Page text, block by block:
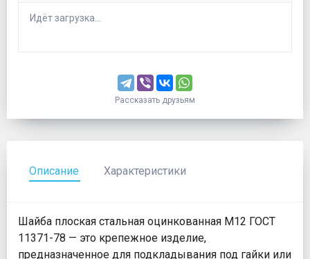
Идёт загрузка...
Рассказать друзьям
Описание Характеристики
Шайба плоская стальная оцинкованная М12 ГОСТ
11371-78 — это крепежное изделие,
предназначенное для подкладывания под гайки или